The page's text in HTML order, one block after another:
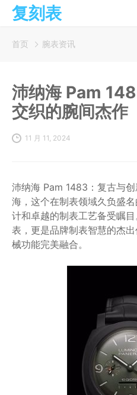
复刻表
首页 腕表资讯
沛纳海 Pam
交织的腕间杰作
11 月 11, 2024
沛纳海 Pam 1483：复古与
海，这个在制表领域久负盛
计和卓越的制表工艺备受瞩
表，更是品牌制表智慧的杰
械功能完美融合。